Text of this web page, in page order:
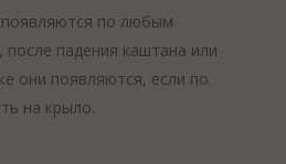
по любым
падения каштана или
они появляются, если по
на крыло.